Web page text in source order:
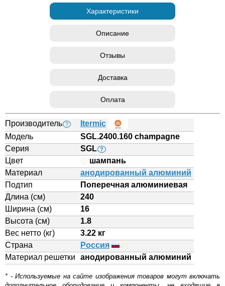
Характеристики
Описание
Отзывы
Доставка
Оплата
Производитель ?
Itermic
Модель
SGL.2400.160 champagne
Серия
SGL ?
Цвет
шампань
Материал
анодированный алюминий
Подтип
Поперечная алюминиевая
Длина (см)
240
Ширина (см)
16
Высота (см)
1.8
Вес нетто (кг)
3.22 кг
Страна
Россия
Материал решетки
aнодированный алюминий
* - Используемые на сайте изображения товаров могут включать